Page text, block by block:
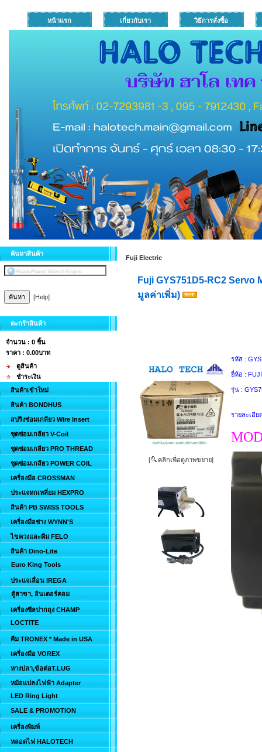
หน้าแรก เกี่ยวกับเรา วิธีการสั่งซื้อ
ค้นหาสินค้า
[Help]
ตะกร้าสินค้า
จำนวน : 0 ชิ้น
ราคา : 0.00บาท
ดูสินค้า
ชำระเงิน
สินค้าเข้าใหม่
สินค้า BONDHUS
สปริงซ่อมเกลียว Wire Insert
ชุดซ่อมเกลียว V-Coil
ชุดซ่อมเกลียว PRO THREAD
ชุดซ่อมเกลียว POWER COIL
เครื่องมือ CROSSMAN
ประแจหกเหลี่ยม HEXPRO
สินค้า PB SWISS TOOLS
เครื่องมือช่าง WYNN'S
ไขควงและคีม FELO
สินค้า Dino-Lite
Euro King Tools
ประแจเลื่อน IREGA
ตู้สาขา, อินเตอร์คอม
เครื่องซีลปากถุง CHAMP
LOCTITE
คีม TRONEX * Made in USA
เครื่องมือ VOREX
หางปลา,ข้อต่อT.LUG
หม้อแปลงไฟฟ้า Adapter
LED Ring Light
SALE & PROMOTION
เครื่องพิมพ์
หลอดไฟ HALOTECH
Fuji Electric
Fuji GYS751D5-RC2
มูลค่าเพิ่ม)
[ คลิกเพื่อดูภาพขยาย]
รหัส :
ยี่ห้อ : FUJI
รุ่น :
รายละเอีย